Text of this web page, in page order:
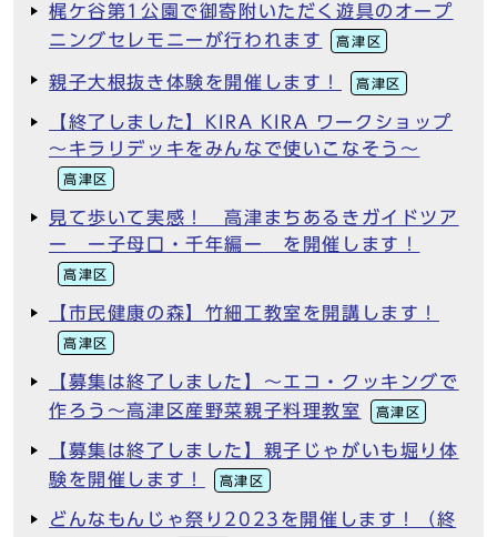
梶ケ谷第1公園で御寄附いただく遊具のオープ
ニングセレモニーが行われます
高津区
親子大根抜き体験を開催します！ 高津区
【終了しました】KIRA KIRA ワークショップ
～キラリデッキをみんなで使いこなそう～
高津区
見て歩いて実感！ 高津まちあるきガイドツア
ー ー子母口・千年編ー を開催します！
高津区
【市民健康の森】竹細工教室を開講します！
高津区
【募集は終了しました】～エコ・クッキングで
作ろう～高津区産野菜親子料理教室
高津区
【募集は終了しました】親子じゃがいも堀り体
験を開催します！
高津区
どんなもんじゃ祭り2023を開催します！（終